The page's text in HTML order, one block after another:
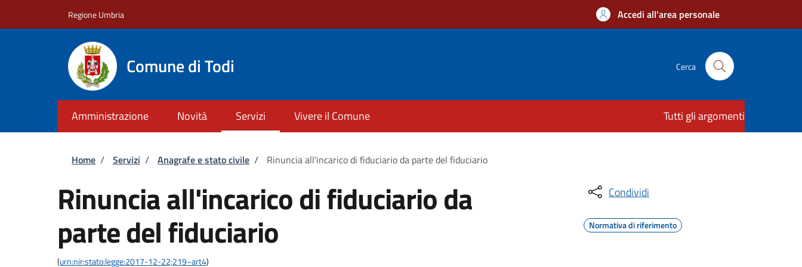
Regione Umbria Accedi all'area personale
Comune di Todi Cerca
Amministrazione Novità Servizi Vivere il Comune Tutti gli argomenti
Briciole di pane
Home / Servizi / Anagrafe e stato civile / Rinuncia all'incarico di fiduciario da parte del fiduciario
Rinuncia all'incarico di fiduciario da
parte del fiduciario
(urn:nir:stato:legge:2017-12-22;219~art4)
Condividi
Normativa di riferimento